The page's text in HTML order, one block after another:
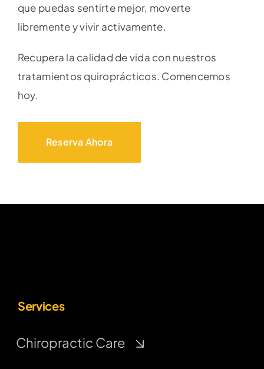
que puedas sentirte mejor, moverte
libremente y vivir activamente.
Recupera la calidad de vida con nuestros
tratamientos quiroprácticos. Comencemos
hoy.
Reserva Ahora
Services
Chiropractic Care